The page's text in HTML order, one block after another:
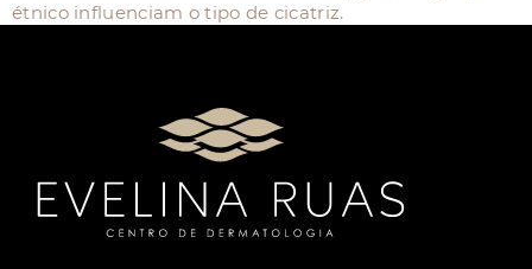
étnico influenciam o tipo de cicatriz.